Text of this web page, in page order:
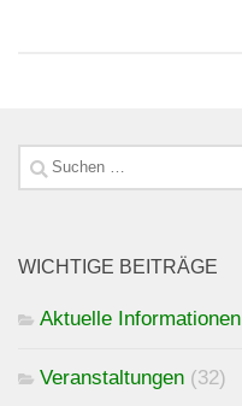
Suchen
nach:
WICHTIGE BEITRÄGE
Aktuelle Informationen
Veranstaltungen (32)